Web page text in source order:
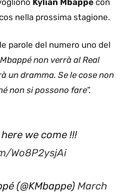
nella prossima stagione.
parole del numero uno del
non verrà al Real
un dramma. Se le cose non
non si possono fare”.
we come !!!
Wo8P2ysjAi
(@KMbappe) March